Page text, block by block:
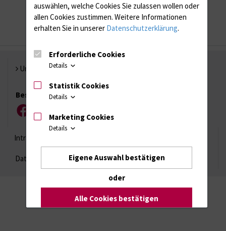
Universität Rostock
Besuchen Sie uns
FacebookInstagramYouTubeLinkedIn
Xing
Intranet
Datenschutzhinweise Barrierefreiheit
auswählen, welche Cookies Sie zulassen wollen oder
allen Cookies zustimmen. Weitere Informationen
erhalten Sie in unserer Datenschutzerklärung.
Erforderliche Cookies
Details
Statistik Cookies
Details
Marketing Cookies
Details
Eigene Auswahl bestätigen
oder
Alle Cookies bestätigen